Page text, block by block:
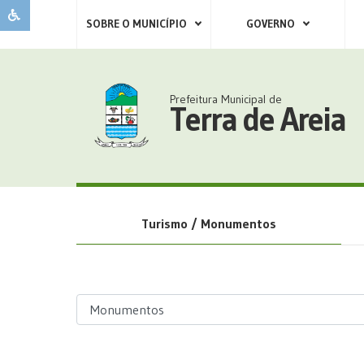
SOBRE O MUNICÍPIO GOVERNO
Prefeitura Municipal de
Terra de Areia
Turismo / Monumentos